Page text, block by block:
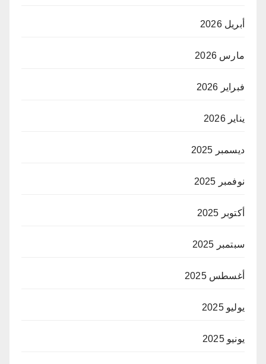
أبريل 2026
مارس 2026
فبراير 2026
يناير 2026
ديسمبر 2025
نوفمبر 2025
أكتوبر 2025
سبتمبر 2025
أغسطس 2025
يوليو 2025
يونيو 2025